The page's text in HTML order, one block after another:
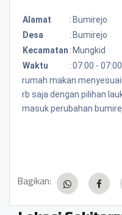
Alamat : Bumirejo
Desa
: Bumirejo
Kecamatan : Mungkid
Waktu
:07:00 -
rumah makan
rb saja dengan pilihan
masuk perubahan
Bagikan: